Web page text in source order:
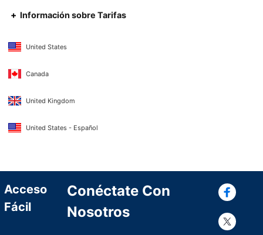
Información sobre Tarifas
United States
Canada
United Kingdom
United States - Español
Acceso
Fácil
Conéctate Con
Nosotros